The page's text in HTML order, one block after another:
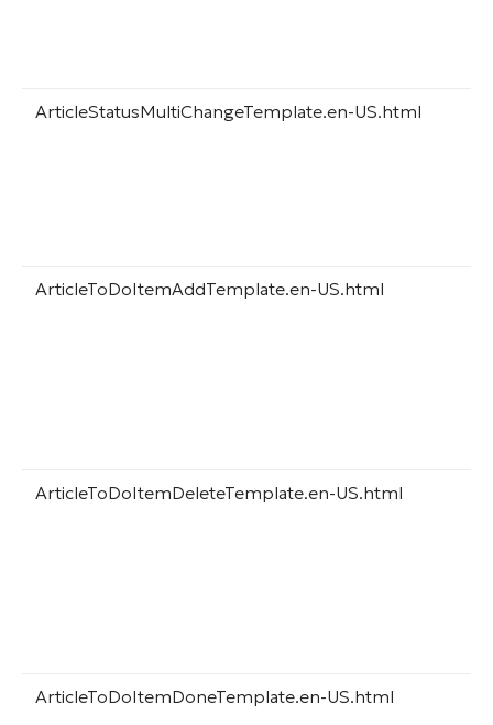
ArticleStatusMultiChangeTemplate.en-US.html
ArticleToDoItemAddTemplate.en-US.html
ArticleToDoItemDeleteTemplate.en-US.html
ArticleToDoItemDoneTemplate.en-US.html